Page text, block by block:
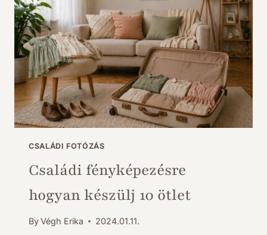
CSALÁDI FOTÓZÁS
Családi fényképezésre
hogyan készülj 10 ötlet
ByVégh Erika 2024.01.11.